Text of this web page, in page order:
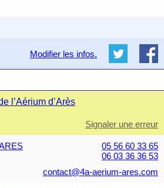
Modifier les infos.
l’Aérium d’Arès
Signaler une erreur
05 56 60 33 65
06 03 36 36 53
contact@4a-aerium-ares.com